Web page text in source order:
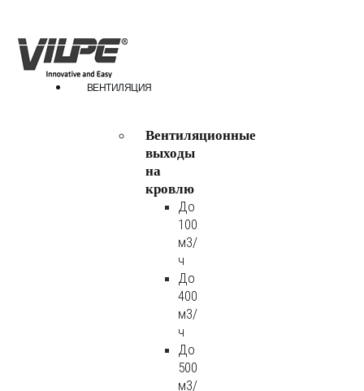
ВЕНТИЛЯЦИЯ
Вентиляционные
выходы
на
кровлю
До
100
м3/
ч
До
400
м3/
ч
До
500
м3/